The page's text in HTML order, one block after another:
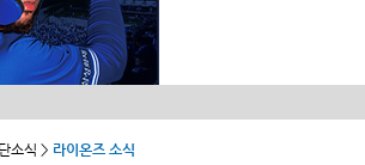
소식 > 라이온즈 소식